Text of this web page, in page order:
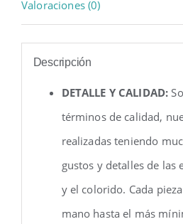
Valoraciones (0)
Descripción
DETALLE Y CALIDAD:
términos de calidad,
realizadas teniendo
gustos y detalles de las
y el colorido. Cada
mano hasta el más